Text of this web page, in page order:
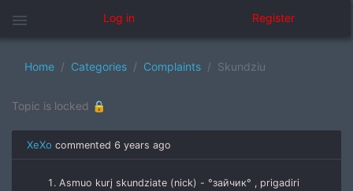
menu Log in Register
Home Categories Complaints Skundziu
Topic is locked 🔒
XeXo commented 6 years ago
Asmuo kurį skundziate (nick) - °зайчик° , prigadiri